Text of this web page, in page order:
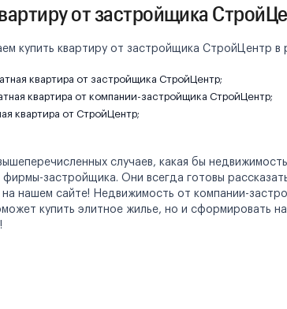
от застройщика
купить квартиру от застройщика СтройЦентр в
квартира от застройщика СтройЦентр;
квартира от компании-застройщика СтройЦентр;
квартира от СтройЦентр;
случаев, какая бы
застройщика. Они всегда готовы
на нашем сайте! Недвижимость от компании-
купить элитное жилье, но и сформировать